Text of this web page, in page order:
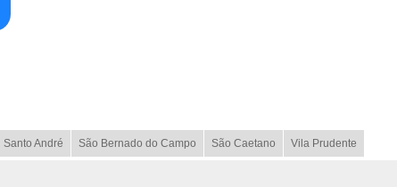
Santo André São Bernado do Campo São Caetano Vila Prudente